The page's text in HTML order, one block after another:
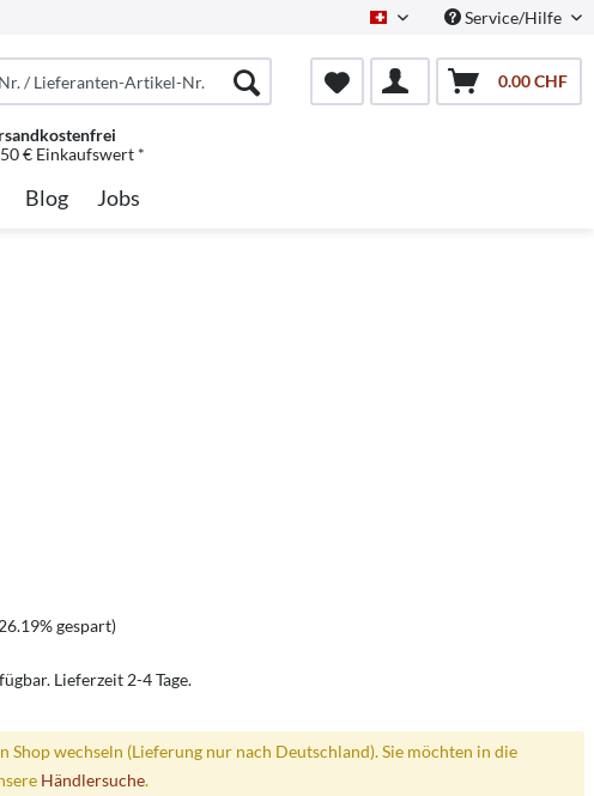
Schweiz/DeutschService/Hilfe
0.00 CHF
€ Einkaufswert *
Blog Jobs
gespart)
Lieferzeit 2-4 Tage.
Shop wechseln (Lieferung nur nach Deutschland). Sie möchten in die
Händlersuche.